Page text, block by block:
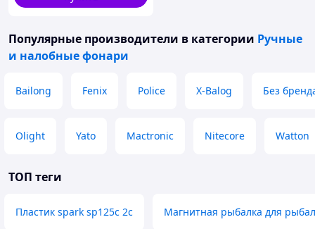
Популярные производители в категории Ручные
и налобные фонари
Bailong Fenix Police X-Balog Без
Olight Yato Mactronic Nitecore Watton
ТОП теги
Пластик spark sp125c 2c Магнитная рыбалка для